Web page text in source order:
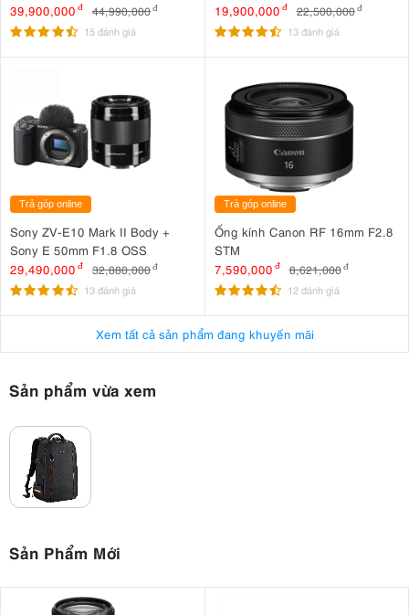
39,900,000 đ 44,990,000đ
15 đánh giá
DM-E100 + Báng tay cầm Canon
HG-100TBR
19,900,000 đ 22,500,000 đ
13 đánh giá
Trả góp online
Sony ZV-E10 Mark II Body +
Sony E 50mm F1.8 OSS
29,490,000 đ 32,880,000đ
13 đánh giá
Trả góp online
Ống kính Canon RF 16mm F2.8
STM
7,590,000 đ 8,621,000 đ
12 đánh giá
Xem tất cả sản phẩm đang khuyến mãi
Sản phẩm vừa xem
Sản Phẩm Mới